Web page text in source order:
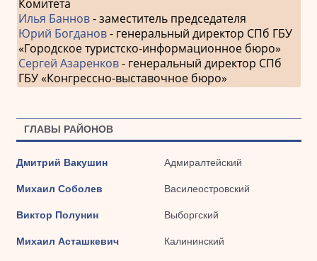
Комитета
Илья Баннов- заместитель председателя
Юрий Богданов- генеральный директор СПб ГБУ
«Городское туристско-информационное бюро»
Сергей Азаренков- генеральный директор СПб
ГБУ «Конгрессно-выставочное бюро»
ГЛАВЫ РАЙОНОВ
Дмитрий Вакушин Адмиралтейский
Михаил Соболев Василеостровский
Виктор Полунин Выборгский
Михаил Асташкевич Калининский